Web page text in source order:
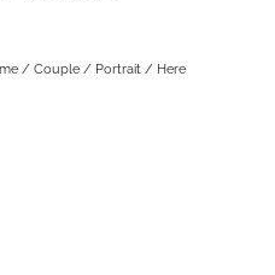
/ Couple / Portrait / Here